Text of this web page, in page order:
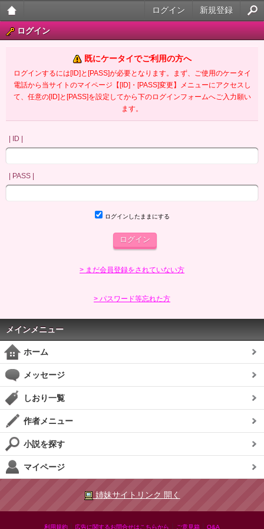
大人
ータ
イ官
新規登録
ログイン
ログイン
既にケータイでご利用の方へ
ログインするには[ID]と[PASS]が必要となります。まず、ご使用のケータイ
電話から当サイトのマイページ【[ID]・[PASS]変更】メニューにアクセスし
て、任意の[ID]と[PASS]を設定してから下のログインフォームへご入力願い
ます。
| ID |
| PASS |
ログインしたままにする
> まだ会員登録をされていない方
> パスワード等忘れた方
メインメニュー
ホーム
メッセージ
しおり一覧
作者メニュー
小説を探す
マイページ
姉妹サイトリンク 開く
利用規約 広告に関するお問合せはこちらから ご意見箱 Q&A